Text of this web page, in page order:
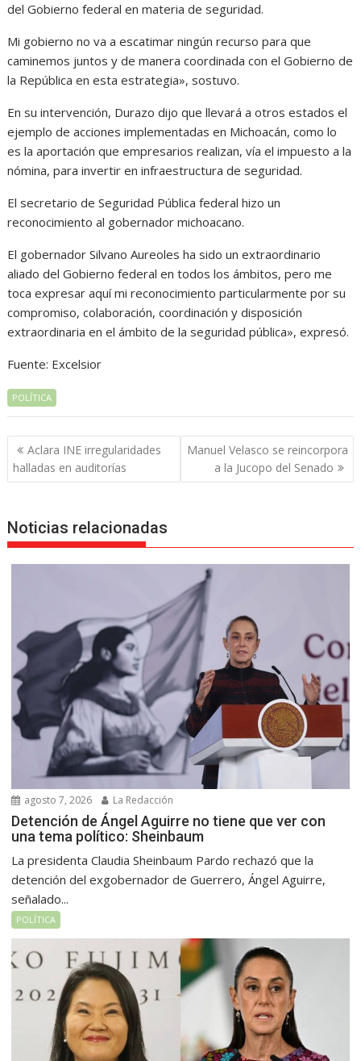
del Gobierno federal en materia de seguridad.
Mi gobierno no va a escatimar ningún recurso para que
caminemos juntos y de manera coordinada con el Gobierno de
la República en esta estrategia», sostuvo.
En su intervención, Durazo dijo que llevará a otros estados el
ejemplo de acciones implementadas en Michoacán, como lo
es la aportación que empresarios realizan, vía el impuesto a la
nómina, para invertir en infraestructura de seguridad.
El secretario de Seguridad Pública federal hizo un
reconocimiento al gobernador michoacano.
El gobernador Silvano Aureoles ha sido un extraordinario
aliado del Gobierno federal en todos los ámbitos, pero me
toca expresar aquí mi reconocimiento particularmente por su
compromiso, colaboración, coordinación y disposición
extraordinaria en el ámbito de la seguridad pública», expresó.
Fuente: Excelsior
POLÍTICA
Navegación
de
entradas
Aclara INE irregularidades
halladas en auditorías
Manuel Velasco se reincorpora
a la Jucopo del Senado
Noticias relacionadas
agosto 7, 2026 La Redacción
Detención de Ángel Aguirre no tiene que ver con
una tema político: Sheinbaum
La presidenta Claudia Sheinbaum Pardo rechazó que la
detención del exgobernador de Guerrero, Ángel Aguirre,
señalado...
POLÍTICA